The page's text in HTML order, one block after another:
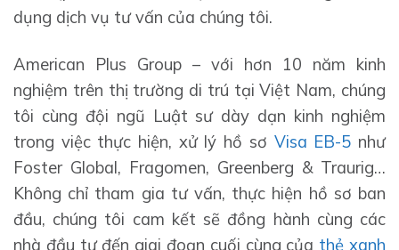
dụng dịch vụ tư vấn của chúng tôi.
American Plus Group – với hơn 10 năm kinh
nghiệm trên thị trường di trú tại Việt Nam, chúng
tôi cùng đội ngũ Luật sư dày dạn kinh nghiệm
trong việc thực hiện, xử lý hồ sơ Visa EB-5 như
Foster Global, Fragomen, Greenberg & Traurig…
Không chỉ tham gia tư vấn, thực hiện hồ sơ ban
đầu, chúng tôi cam kết sẽ đồng hành cùng các
nhà đầu tư đến giai đoạn cuối cùng của thẻ xanh